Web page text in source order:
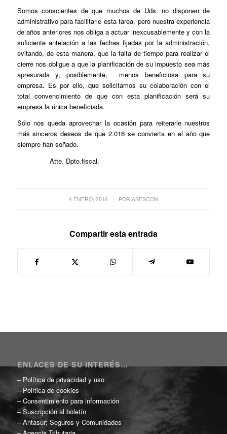
Somos conscientes de que muchos de Uds. no disponen de
administrativo para facilitarle esta tarea, pero nuestra experiencia
de años anteriores nos obliga a actuar inexcusablemente y con la
suficiente antelación a las fechas fijadas por la administración,
evitando, de esta manera, que la falta de tiempo para realizar el
cierre nos obligue a que la planificación de su impuesto sea más
apresurada y, posiblemente, menos beneficiosa para su
empresa. Es por ello, que solicitamos su colaboración con el
total convencimiento de que con esta planificación será su
empresa la única beneficiada.
Sólo nos queda aprovechar la ocasión para reiterarle nuestros
más sinceros deseos de que 2.016 se convierta en el año que
siempre han soñado.
Atte. Dpto.fiscal.
4 ENERO, 2016
/ POR ASESCON
Compartir esta entrada
ENLACES DE SU INTERÉS…
– Política de privacidad y uso
– Política de cookies
–Consentimiento para información
–Suscripción al boletín
–Antasur; Seguros y Comunidades